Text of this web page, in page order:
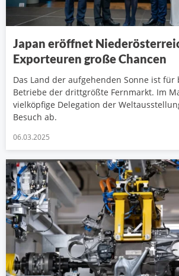
Japan eröffnet
Exporteuren große Chancen
Das Land der aufgehenden Sonne ist für
Betriebe der drittgrößte Fernmarkt. Im
vielköpfige Delegation der
Besuch ab.
06.03.2025